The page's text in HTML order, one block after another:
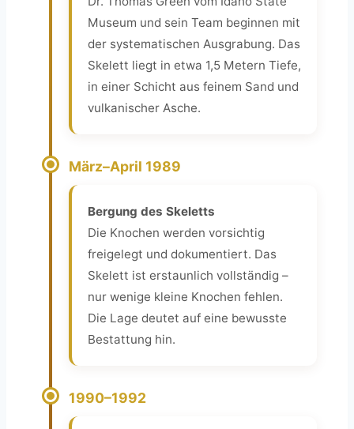
Museum und sein Team beginnen mit
der systematischen Ausgrabung. Das
Skelett liegt in etwa 1,5 Metern Tiefe,
in einer Schicht aus feinem Sand und
vulkanischer Asche.
März–April 1989
Bergung des Skeletts
Die Knochen werden vorsichtig
freigelegt und dokumentiert. Das
Skelett ist erstaunlich vollständig –
nur wenige kleine Knochen fehlen.
Die Lage deutet auf eine bewusste
Bestattung hin.
1990–1992